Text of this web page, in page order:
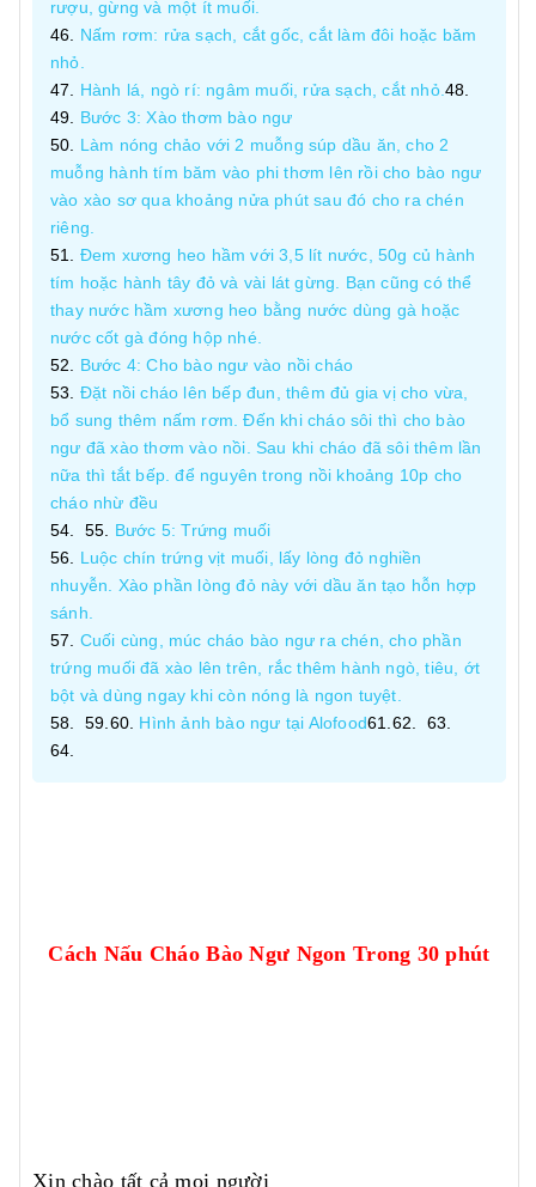
rượu, gừng và một ít muối.
Nấm rơm: rửa sạch, cắt gốc, cắt làm đôi hoặc băm
nhỏ.
Hành lá, ngò rí: ngâm muối, rửa sạch, cắt nhỏ.
Bước 3: Xào thơm bào ngư
Làm nóng chảo với 2 muỗng súp dầu ăn, cho 2
muỗng hành tím băm vào phi thơm lên rồi cho bào ngư
vào xào sơ qua khoảng nửa phút sau đó cho ra chén
riêng.
Đem xương heo hầm với 3,5 lít nước, 50g củ hành
tím hoặc hành tây đỏ và vài lát gừng. Bạn cũng có thể
thay nước hầm xương heo bằng nước dùng gà hoặc
nước cốt gà đóng hộp nhé.
Bước 4: Cho bào ngư vào nồi cháo
Đặt nồi cháo lên bếp đun, thêm đủ gia vị cho vừa,
bổ sung thêm nấm rơm. Đến khi cháo sôi thì cho bào
ngư đã xào thơm vào nồi. Sau khi cháo đã sôi thêm lần
nữa thì tắt bếp. để nguyên trong nồi khoảng 10p cho
cháo nhừ đều
Bước 5: Trứng muối
Luộc chín trứng vịt muối, lấy lòng đỏ nghiền
nhuyễn. Xào phần lòng đỏ này với dầu ăn tạo hỗn hợp
sánh.
Cuối cùng, múc cháo bào ngư ra chén, cho phần
trứng muối đã xào lên trên, rắc thêm hành ngò, tiêu, ớt
bột và dùng ngay khi còn nóng là ngon tuyệt.
Hình ảnh bào ngư tại Alofood
Cách Nấu Cháo Bào Ngư Ngon Trong 30 phút
Xin chào tất cả mọi người